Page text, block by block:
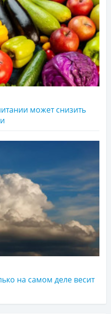
может снизить
на самом деле весит